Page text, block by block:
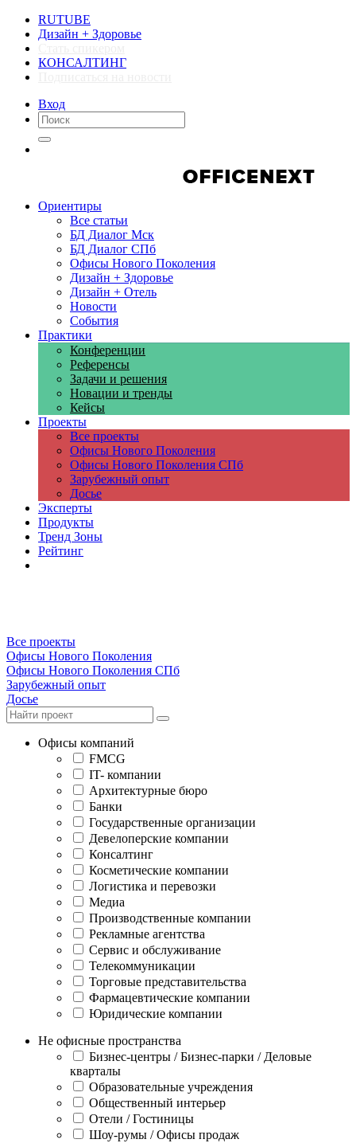
RUTUBE
Дизайн + Здоровье
КОНСАЛТИНГ
Вход
Ориентиры
Все статьи
БД Диалог Мск
БД Диалог СПб
Офисы Нового Поколения
Дизайн + Здоровье
Дизайн + Отель
Новости
События
Практики
Конференции
Референсы
Задачи и решения
Новации и тренды
Кейсы
Проекты
Все проекты
Офисы Нового Поколения
Офисы Нового Поколения СПб
Зарубежный опыт
Досье
Эксперты
Продукты
Тренд Зоны
Рейтинг
Все проекты
Офисы Нового Поколения
Офисы Нового Поколения СПб
Зарубежный опыт
Досье
Офисы компаний
FMCG
IT- компании
Архитектурные бюро
Банки
Государственные организации
Девелоперские компании
Консалтинг
Косметические компании
Логистика и перевозки
Медиа
Производственные компании
Рекламные агентства
Сервис и обслуживание
Телекоммуникации
Торговые представительства
Фармацевтические компании
Юридические компании
Не офисные пространства
Бизнес-центры / Бизнес-парки / Деловые
кварталы
Образовательные учреждения
Общественный интерьер
Отели / Гостиницы
Шоу-румы / Офисы продаж